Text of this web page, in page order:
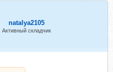
natalya2105
Активный складчик